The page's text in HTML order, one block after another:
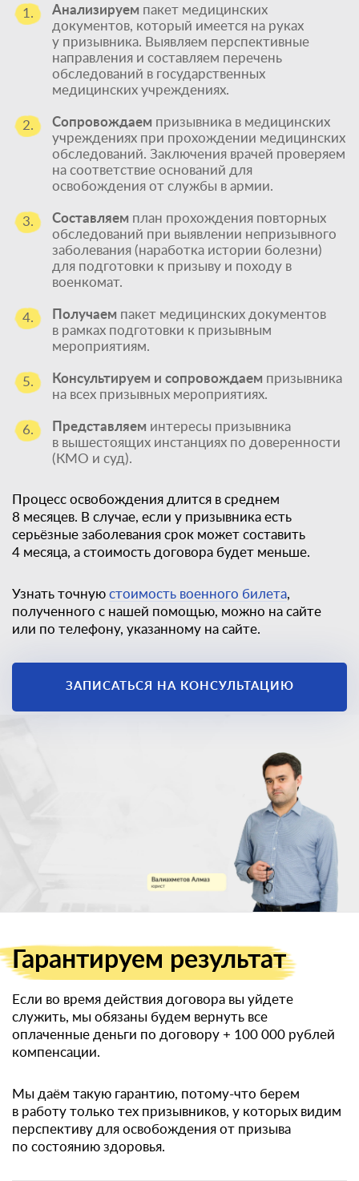
Единственный
законный способ
получить
1. Анализируем пакет медицинских
документов, который имеется на руках
у призывника. Выявляем перспективные
направления и составляем перечень
обследований в государственных
медицинских учреждениях.
2. Сопровождаем призывника в медицинских
учреждениях при прохождении медицинских
обследований. Заключения врачей проверяем
на соответствие оснований для
освобождения от службы в армии.
3. Составляем план прохождения повторных
обследований при выявлении непризывного
заболевания (наработка истории болезни)
для подготовки к призыву и походу в
военкомат.
4. Получаем пакет медицинских документов
в рамках подготовки к призывным
мероприятиям.
5. Консультируем и сопровождаем призывника
на всех призывных мероприятиях.
6. Представляем интересы призывника
в вышестоящих инстанциях по доверенности
(КМО и суд).
Процесс освобождения длится в среднем
8 месяцев. В случае, если у призывника есть
серьёзные заболевания срок может составить
4 месяца, а стоимость договора будет меньше.
Узнать точную стоимость военного билета,
полученного с нашей помощью, можно на сайте
или по телефону, указанному на сайте.
ЗАПИСАТЬСЯ НА КОНСУЛЬТАЦИЮ
Гарантируем результат
Если во время действия договора вы уйдете
служить, мы обязаны будем вернуть все
оплаченные деньги по договору + 100 000 рублей
компенсации.
Мы даём такую гарантию, потому-что берем
в работу только тех призывников, у которых видим
перспективу для освобождения от призыва
по состоянию здоровья.